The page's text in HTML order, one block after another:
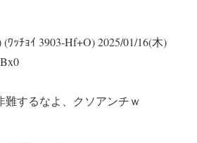
ﾜｯﾁｮｲ 3903-Hf+O)2025/01/16(木)
難するなよ、クソアンチｗ